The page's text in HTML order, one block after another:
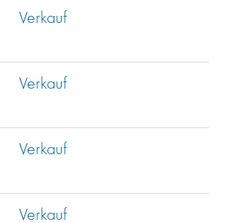
Verkauf
Verkauf
Verkauf
Verkauf